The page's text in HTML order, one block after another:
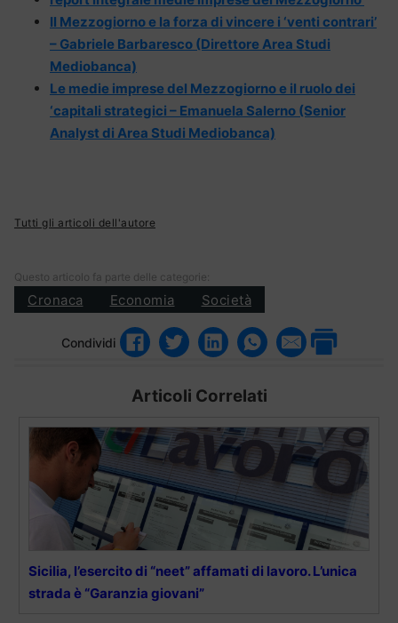
Il Mezzogiorno e la forza di vincere i ‘venti contrari’
– Gabriele Barbaresco (Direttore Area Studi
Mediobanca)
Le medie imprese del Mezzogiorno e il ruolo dei
‘capitali strategici – Emanuela Salerno (Senior
Analyst di Area Studi Mediobanca)
Tutti gli articoli dell'autore
Questo articolo fa parte delle categorie:
Cronaca Economia Società
Condividi
Articoli Correlati
Sicilia, l’esercito di “neet” affamati di lavoro. L’unica
strada è “Garanzia giovani”